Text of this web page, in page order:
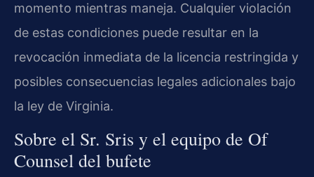
momento mientras maneja. Cualquier violación
de estas condiciones puede resultar en la
revocación inmediata de la licencia restringida y
posibles consecuencias legales adicionales bajo
la ley de Virginia.
Sobre el Sr. Sris y el equipo de Of
Counsel del bufete